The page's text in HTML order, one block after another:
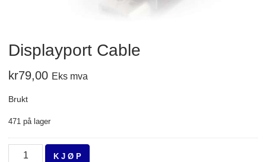
Displayport Cable
kr79,00 Eks mva
Brukt
471 på lager
Displayport
K J Ø P